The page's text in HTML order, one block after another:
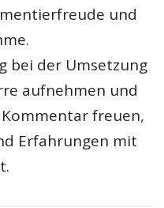
und
bei der Umsetzung
aufnehmen und
freuen,
Erfahrungen mit